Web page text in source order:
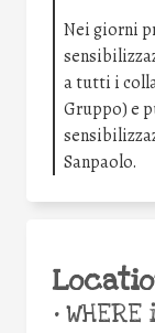
Nei giorni
a tutti i
Gruppo) e
Sanpaolo.
•